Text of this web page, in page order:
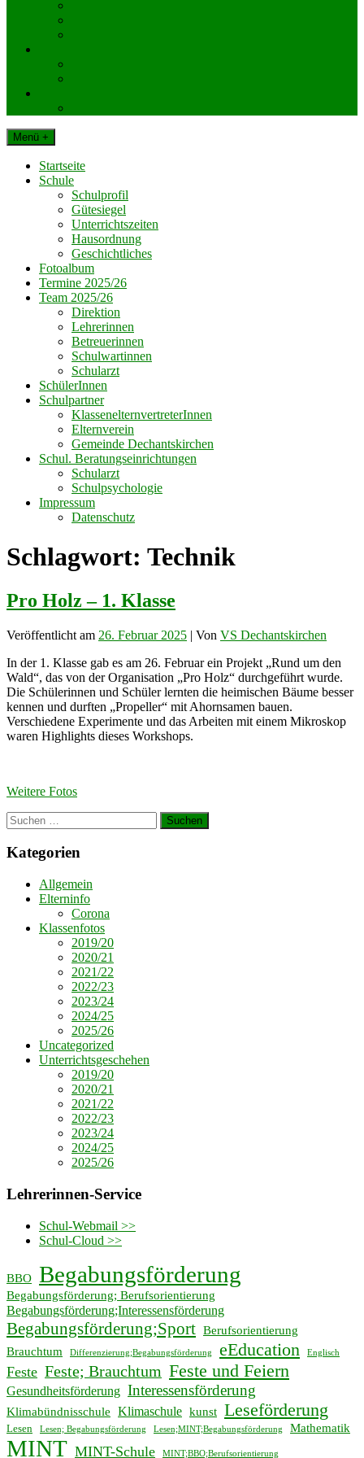
Menü +
Startseite
Schule
Schulprofil
Gütesiegel
Unterrichtszeiten
Hausordnung
Geschichtliches
Fotoalbum
Termine 2025/26
Team 2025/26
Direktion
Lehrerinnen
Betreuerinnen
Schulwartinnen
Schularzt
SchülerInnen
Schulpartner
KlassenelternvertreterInnen
Elternverein
Gemeinde Dechantskirchen
Schul. Beratungseinrichtungen
Schularzt
Schulpsychologie
Impressum
Datenschutz
Schlagwort: Technik
Pro Holz – 1. Klasse
Veröffentlicht am 26. Februar 2025 | Von VS Dechantskirchen
In der 1. Klasse gab es am 26. Februar ein Projekt „Rund um den
Wald“, das von der Organisation „Pro Holz“ durchgeführt wurde.
Die Schülerinnen und Schüler lernten die heimischen Bäume besser
kennen und durften „Propeller“ mit Ahornsamen bauen.
Verschiedene Experimente und das Arbeiten mit einem Mikroskop
waren Highlights dieses Workshops.
Weitere Fotos
Suchen
nach:
Kategorien
Allgemein
Elterninfo
Corona
Klassenfotos
2019/20
2020/21
2021/22
2022/23
2023/24
2024/25
2025/26
Uncategorized
Unterrichtsgeschehen
2019/20
2020/21
2021/22
2022/23
2023/24
2024/25
2025/26
Lehrerinnen-Service
Schul-Webmail >>
Schul-Cloud >>
BBO Begabungsförderung
Begabungsförderung; Berufsorientierung
Begabungsförderung;Interessensförderung
Begabungsförderung;Sport Berufsorientierung
Brauchtum
Differenzierung;Begabungsförderung eEducation Englisch
Feste Feste; Brauchtum Feste und Feiern
Gesundheitsförderung Interessensförderung
Klimabündnisschule Klimaschule kunst Leseförderung
Lesen Lesen; Begabungsförderung Lesen;MINT;Begabungsförderung Mathematik
MINT MINT-Schule MINT;BBO;Berufsorientierung